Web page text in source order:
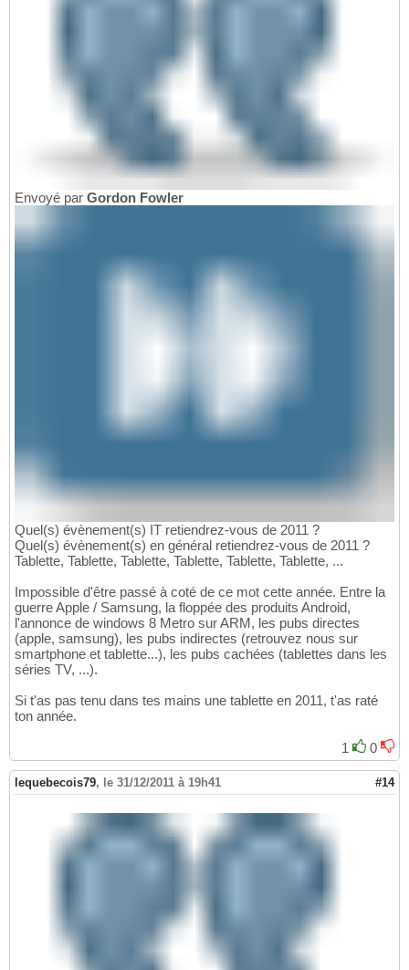
Envoyé par Gordon Fowler
Quel(s) évènement(s) IT retiendrez-vous de 2011 ?
Quel(s) évènement(s) en général retiendrez-vous de 2011 ?
Tablette, Tablette, Tablette, Tablette, Tablette, Tablette, ...
Impossible d'être passé à coté de ce mot cette année. Entre la
guerre Apple / Samsung, la floppée des produits Android,
l'annonce de windows 8 Metro sur ARM, les pubs directes
(apple, samsung), les pubs indirectes (retrouvez nous sur
smartphone et tablette...), les pubs cachées (tablettes dans les
séries TV, ...).
Si t'as pas tenu dans tes mains une tablette en 2011, t'as raté
ton année.
1 0
lequebecois79, le 31/12/2011 à 19h41 #14